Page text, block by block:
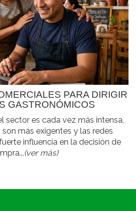
PARA DIRIGIR
GASTRONÓMICOS
sector es cada vez más intensa,
más exigentes y las redes
influencia en la decisión de
(ver más)